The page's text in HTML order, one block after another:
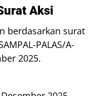
Aksi
berdasarkan surat
PALAS/A-
2025.